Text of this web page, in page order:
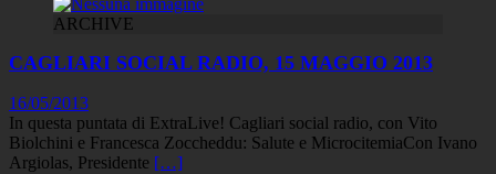
ARCHIVE
CAGLIARI SOCIAL RADIO, 15 MAGGIO 2013
16/05/2013
In questa puntata di ExtraLive! Cagliari social radio, con Vito
Biolchini e Francesca Zoccheddu: Salute e MicrocitemiaCon Ivano
Argiolas, Presidente […]